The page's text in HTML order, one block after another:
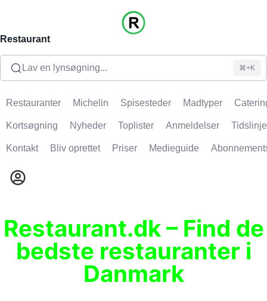
Restaurant
Lav en lynsøgning... ⌘+K
Restauranter Michelin Spisesteder Madtyper
Kortsøgning Nyheder Toplister Anmeldelser Tidslinje
Kontakt Bliv oprettet Priser Medieguide
Restaurant.dk – Find de
bedste restauranter i
Danmark